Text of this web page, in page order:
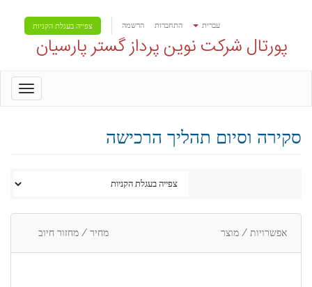
עברית התחברות הרשמה צפייה בעגלת הקניות
پورتال شرکت نوین پرداز گستر پارسیان
סקירה וסיום תהליך הרכישה
אפשרויות / מוצר מחיר / מחזור חיוב